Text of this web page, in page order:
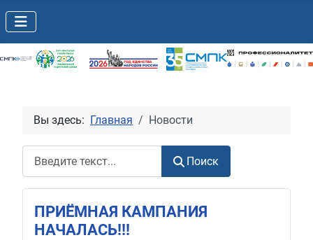
Вы здесь: Главная Новости
Поиск
ПРИЁМНАЯ КАМПАНИЯ
НАЧАЛАСЬ!!!